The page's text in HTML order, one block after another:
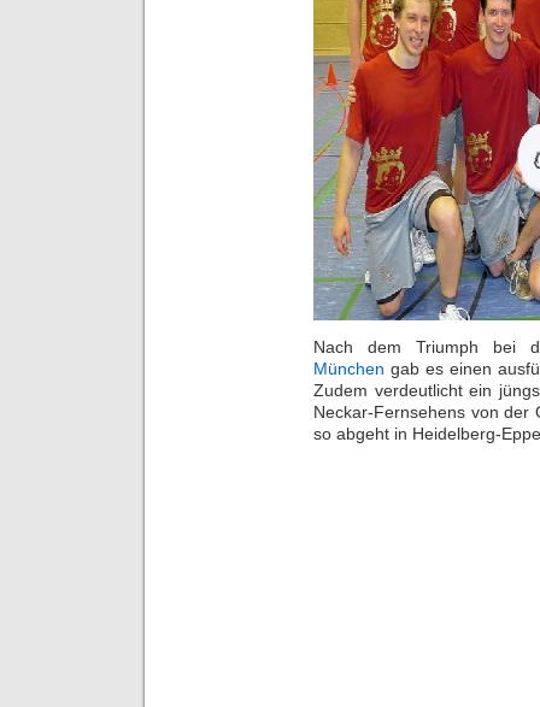
Nach dem Triumph bei
München gab es einen
Zudem verdeutlicht ein
Neckar-Fernsehens von der
so abgeht in Heidelberg-